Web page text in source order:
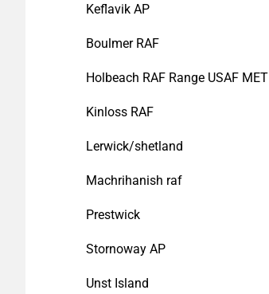
Keflavik AP
Boulmer RAF
Holbeach RAF Range USAF MET
Kinloss RAF
Lerwick/shetland
Machrihanish raf
Prestwick
Stornoway AP
Unst Island